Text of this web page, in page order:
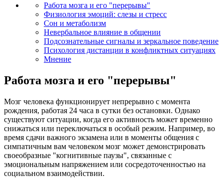
Работа мозга и его "перерывы"
Физиология эмоций: слезы и стресс
Сон и метаболизм
Невербальное влияние в общении
Подсознательные сигналы и зеркальное поведение
Психология дистанции в конфликтных ситуациях
Мнение
Работа мозга и его "перерывы"
Мозг человека функционирует непрерывно с момента
рождения, работая 24 часа в сутки без остановки. Однако
существуют ситуации, когда его активность может временно
снижаться или переключаться в особый режим. Например, во
время сдачи важного экзамена или в моменты общения с
симпатичным вам человеком мозг может демонстрировать
своеобразные "когнитивные паузы", связанные с
эмоциональным напряжением или сосредоточенностью на
социальном взаимодействии.